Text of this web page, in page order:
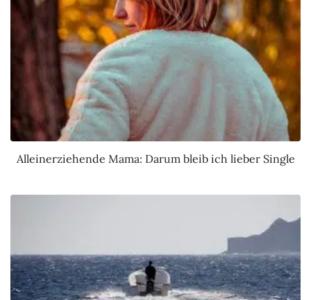
Alleinerziehende Mama: Darum bleib ich lieber Single